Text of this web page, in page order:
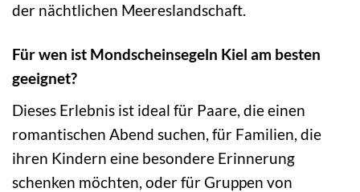
der nächtlichen Meereslandschaft.
Für wen ist Mondscheinsegeln Kiel am besten
geeignet?
Dieses Erlebnis ist ideal für Paare, die einen
romantischen Abend suchen, für Familien, die
ihren Kindern eine besondere Erinnerung
schenken möchten, oder für Gruppen von